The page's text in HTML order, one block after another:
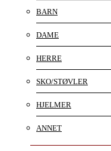
BARN
DAME
HERRE
SKO/STØVLER
HJELMER
ANNET